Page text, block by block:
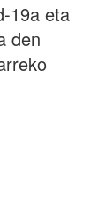
19a eta
den